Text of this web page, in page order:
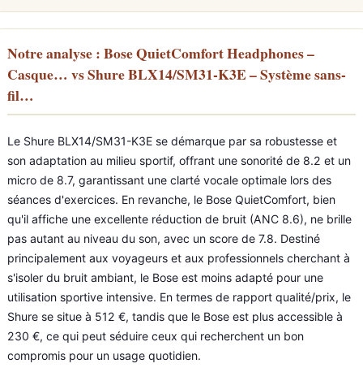
Notre analyse : Bose QuietComfort Headphones –
Casque… vs Shure BLX14/SM31-K3E – Système sans-
fil…
Le Shure BLX14/SM31-K3E se démarque par sa robustesse et
son adaptation au milieu sportif, offrant une sonorité de 8.2 et un
micro de 8.7, garantissant une clarté vocale optimale lors des
séances d'exercices. En revanche, le Bose QuietComfort, bien
qu'il affiche une excellente réduction de bruit (ANC 8.6), ne brille
pas autant au niveau du son, avec un score de 7.8. Destiné
principalement aux voyageurs et aux professionnels cherchant à
s'isoler du bruit ambiant, le Bose est moins adapté pour une
utilisation sportive intensive. En termes de rapport qualité/prix, le
Shure se situe à 512 €, tandis que le Bose est plus accessible à
230 €, ce qui peut séduire ceux qui recherchent un bon
compromis pour un usage quotidien.